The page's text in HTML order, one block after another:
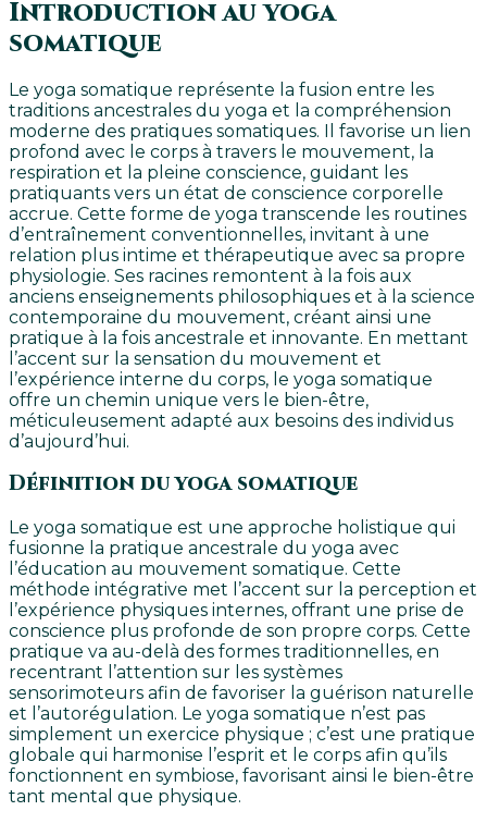
Introduction au yoga
somatique
Le yoga somatique représente la fusion entre les
traditions ancestrales du yoga et la compréhension
moderne des pratiques somatiques. Il favorise un lien
profond avec le corps à travers le mouvement, la
respiration et la pleine conscience, guidant les
pratiquants vers un état de conscience corporelle
accrue. Cette forme de yoga transcende les routines
d’entraînement conventionnelles, invitant à une
relation plus intime et thérapeutique avec sa propre
physiologie. Ses racines remontent à la fois aux
anciens enseignements philosophiques et à la science
contemporaine du mouvement, créant ainsi une
pratique à la fois ancestrale et innovante. En mettant
l’accent sur la sensation du mouvement et
l’expérience interne du corps, le yoga somatique
offre un chemin unique vers le bien-être,
méticuleusement adapté aux besoins des individus
d’aujourd’hui.
Définition du yoga somatique
Le yoga somatique est une approche holistique qui
fusionne la pratique ancestrale du yoga avec
l’éducation au mouvement somatique. Cette
méthode intégrative met l’accent sur la perception et
l’expérience physiques internes, offrant une prise de
conscience plus profonde de son propre corps. Cette
pratique va au-delà des formes traditionnelles, en
recentrant l’attention sur les systèmes
sensorimoteurs afin de favoriser la guérison naturelle
et l’autorégulation. Le yoga somatique n’est pas
simplement un exercice physique ; c’est une pratique
globale qui harmonise l’esprit et le corps afin qu’ils
fonctionnent en symbiose, favorisant ainsi le bien-être
tant mental que physique.